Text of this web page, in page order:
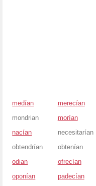
medían merecían
mondrian
morían
nacían
necesitarían
obtendrían
obtenían
odian
ofrecían
oponían
padecían